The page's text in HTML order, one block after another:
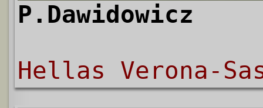
P.Dawidowicz
Hellas Verona-